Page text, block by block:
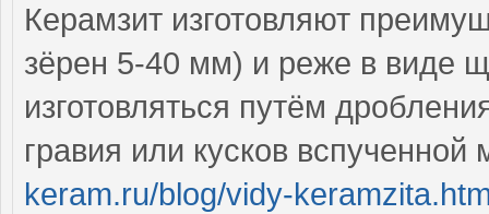
Керамзит изготовляют
зёрен 5-40 мм) и реже в виде
изготовляться путём
гравия или кусков
keram.ru/blog/vidy-